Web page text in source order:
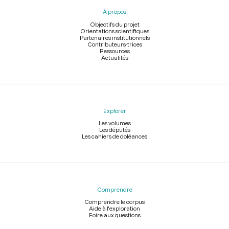
À propos
Objectifs du projet
Orientations scientifiques
Partenaires institutionnels
Contributeurs-trices
Ressources
Actualités
Explorer
Les volumes
Les députés
Les cahiers de doléances
Comprendre
Comprendre le corpus
Aide à l'exploration
Foire aux questions